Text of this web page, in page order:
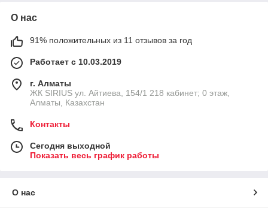
О нас
91% положительных из 11 отзывов за год
Работает с 10.03.2019
г. Алматы
​ЖК SIRIUS​ ул. Айтиева, 154/1​ 218 кабинет; 0 этаж,
Алматы, Казахстан
Контакты
Сегодня выходной
Показать весь график работы
О нас